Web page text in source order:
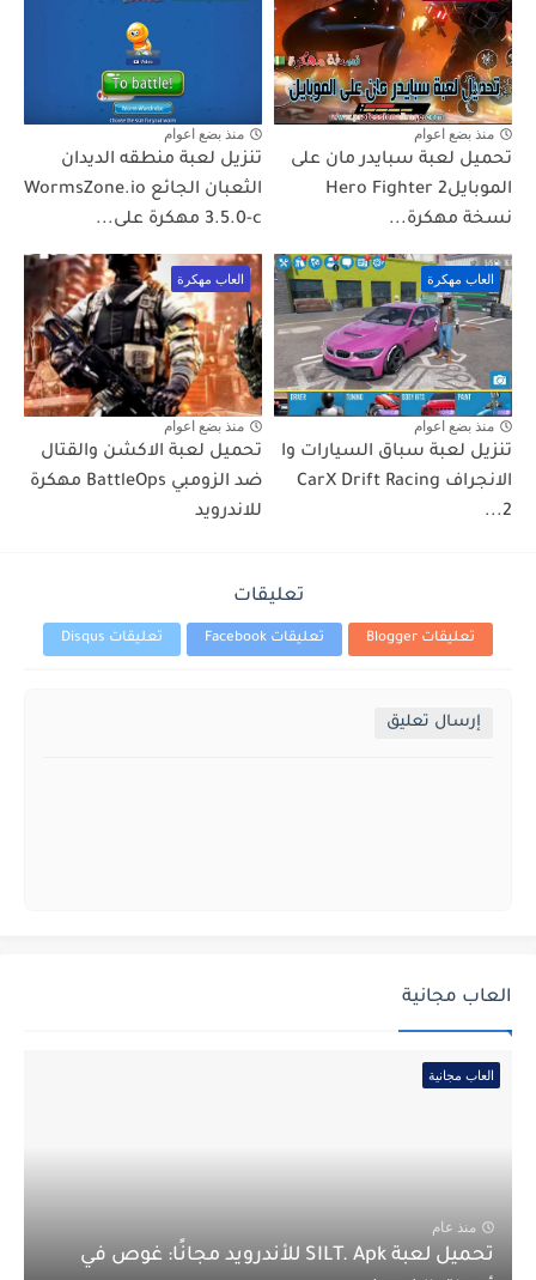
منذ بضع اعوام
تحميل لعبة سبايدر مان على
الموبايلHero Fighter 2
نسخة مهكرة...
منذ بضع اعوام
تنزيل لعبة منطقه الديدان
الثعبان الجائع WormsZone.io
3.5.0-c مهكرة على...
العاب مهكرة
منذ بضع اعوام
تنزيل لعبة سباق السيارات وا
الانجراف CarX Drift Racing
2...
العاب مهكرة
منذ بضع اعوام
تحميل لعبة الاكشن والقتال
ضد الزومبي BattleOps مهكرة
للاندرويد
تعليقات
تعليقات Blogger تعليقات Facebook تعليقات Disqus
إرسال تعليق
العاب مجانية
العاب مجانية
منذ عام
تحميل لعبة SILT. Apk للأندرويد مجانًا: غوص في